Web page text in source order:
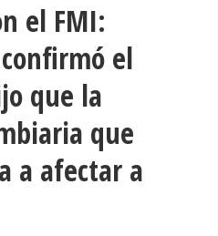
el FMI:
el
que la
que
a afectar a